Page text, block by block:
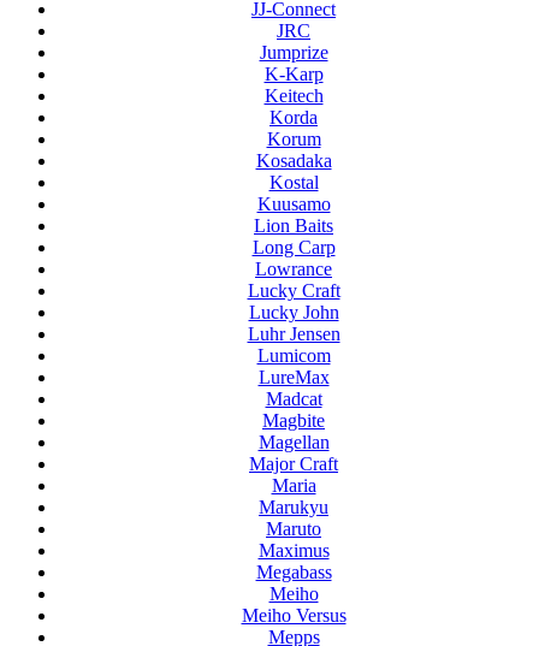
JJ-Connect
JRC
Jumprize
K-Karp
Keitech
Korda
Korum
Kosadaka
Kostal
Kuusamo
Lion Baits
Long Carp
Lowrance
Lucky Craft
Lucky John
Luhr Jensen
Lumicom
LureMax
Madcat
Magbite
Magellan
Major Craft
Maria
Marukyu
Maruto
Maximus
Megabass
Meiho
Meiho Versus
Mepps